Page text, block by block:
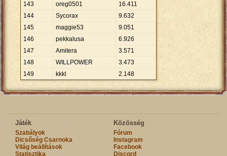
143
oreg0501 16.411
144
Sycorax 9.632
145
maggie53 9.051
146
pekkalusa 6.926
147
Amitera 3.571
148
WILLPOWER 3.473
149
kkkl 2.148
Játék
Szabályok
Dicsőség Csarnoka
Világ beállítások
Statisztika
Közösség
Fórum
Instagram
Facebook
Discord